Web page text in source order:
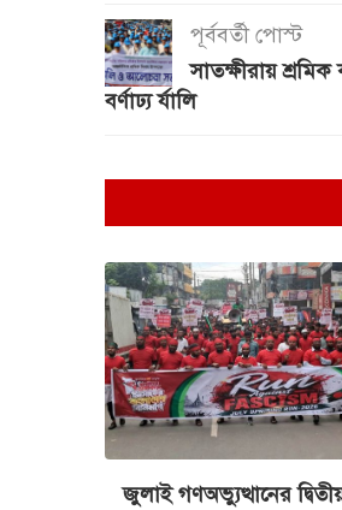
পূর্ববর্তী পোস্ট
সাতক্ষীরায়
বর্ণাঢ্য র্যালি
জুলাই গণঅভ্যুত্থানের